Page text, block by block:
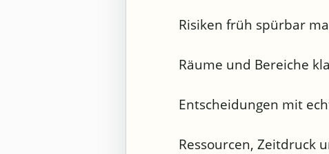
Risiken früh spürbar
Räume und Bereiche
Entscheidungen mit
Ressourcen, Zeitdruck